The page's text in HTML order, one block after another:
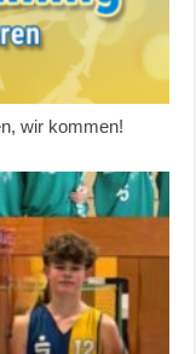
wir kommen!